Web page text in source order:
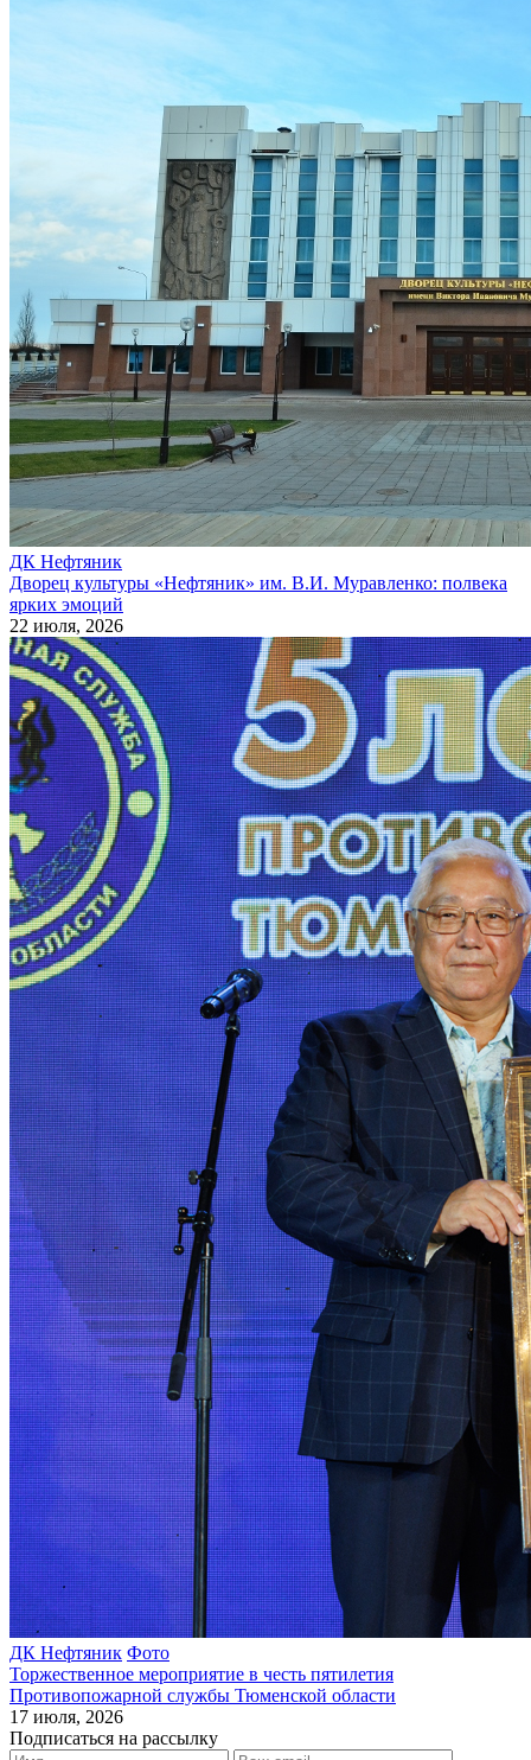
ДК Нефтяник
Дворец культуры «Нефтяник» им. В.И. Муравленко: полвека
ярких эмоций
22 июля, 2026
ДК Нефтяник Фото
Торжественное мероприятие в честь пятилетия
Противопожарной службы Тюменской области
17 июля, 2026
Подписаться на рассылку